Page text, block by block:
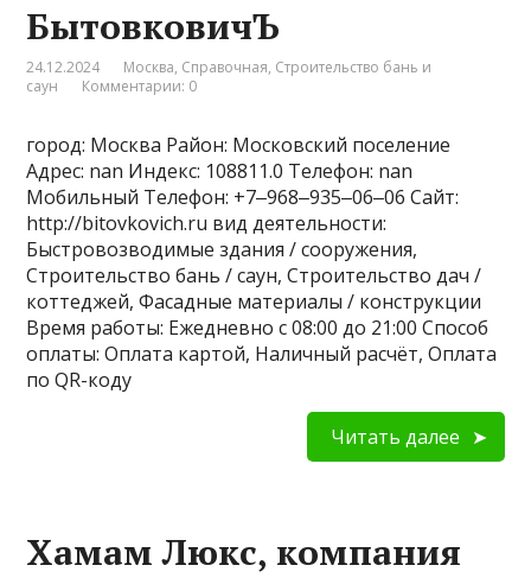
БытовковичЪ
24.12.2024 Москва, Справочная, Строительство бань и
саун
Комментарии: 0
город: Москва Район: Московский поселение
Адрес: nan Индекс: 108811.0 Телефон: nan
Мобильный Телефон: +7‒968‒935‒06‒06 Сайт:
http://bitovkovich.ru вид деятельности:
Быстровозводимые здания / сооружения,
Строительство бань / саун, Строительство дач /
коттеджей, Фасадные материалы / конструкции
Время работы: Ежедневно с 08:00 до 21:00 Способ
оплаты: Оплата картой, Наличный расчёт, Оплата
по QR-коду
Читать далее
Хамам Люкс, компания